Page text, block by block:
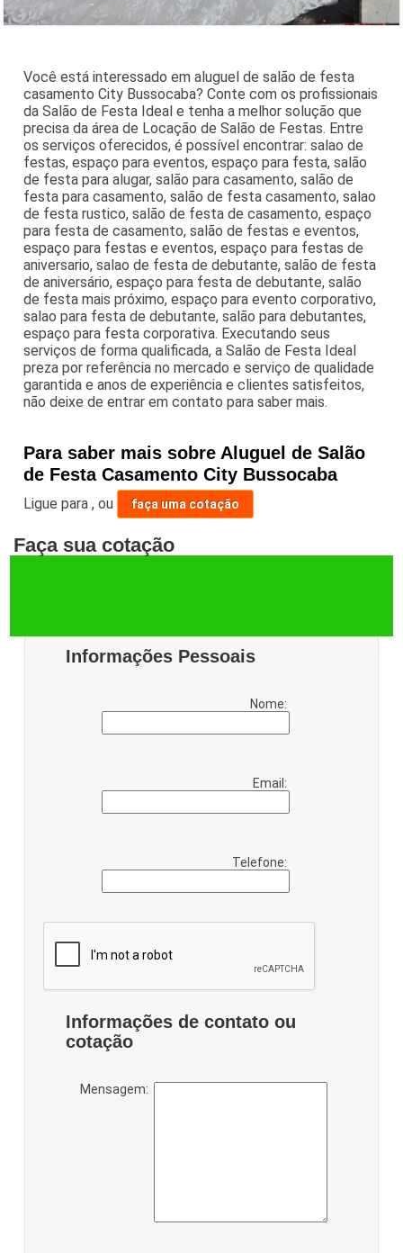
Você está interessado em aluguel de salão de festa
casamento City Bussocaba? Conte com os profissionais
da Salão de Festa Ideal e tenha a melhor solução que
precisa da área de Locação de Salão de Festas. Entre
os serviços oferecidos, é possível encontrar: salao de
festas, espaço para eventos, espaço para festa, salão
de festa para alugar, salão para casamento, salão de
festa para casamento, salão de festa casamento, salao
de festa rustico, salão de festa de casamento, espaço
para festa de casamento, salão de festas e eventos,
espaço para festas e eventos, espaço para festas de
aniversario, salao de festa de debutante, salão de festa
de aniversário, espaço para festa de debutante, salão
de festa mais próximo, espaço para evento corporativo,
salao para festa de debutante, salão para debutantes,
espaço para festa corporativa. Executando seus
serviços de forma qualificada, a Salão de Festa Ideal
preza por referência no mercado e serviço de qualidade
garantida e anos de experiência e clientes satisfeitos,
não deixe de entrar em contato para saber mais.
Para saber mais sobre Aluguel de Salão
de Festa Casamento City Bussocaba
Ligue para,ou faça uma cotação
Faça sua cotação
Informações Pessoais
Nome:
Email:
Telefone:
Informações de contato ou
cotação
Mensagem: